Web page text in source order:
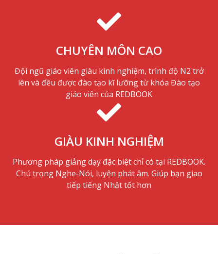
CHUYÊN MÔN CAO
Đội ngũ giáo viên giàu kinh nghiệm, trình độ N2 trở
lên và đều được đào tạo kĩ lưỡng từ khóa Đào tạo
giáo viên của REDBOOK
GIÀU KINH NGHIỆM
Phương pháp giảng dạy đặc biệt chỉ có tại REDBOOK.
Chú trọng Nghe-Nói, luyện phát âm. Giúp bạn giao
tiếp tiếng Nhật tốt hơn